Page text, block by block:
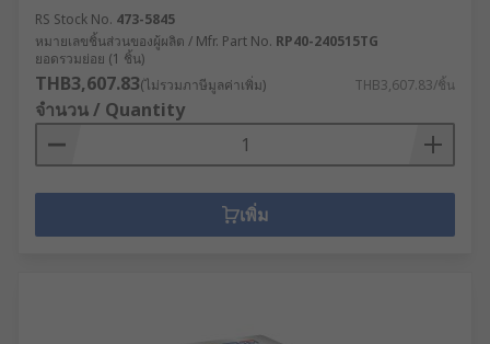
RS Stock No. 473-5845
หมายเลขชิ้นส่วนของผู้ผลิต / Mfr. Part No. RP40-240515TG
ยอดรวมย่อย (1 ชิ้น)
THB3,607.83(ไม่รวมภาษีมูลค่าเพิ่ม) THB3,607.83/ชิ้น
จำนวน / Quantity
เพิ่ม